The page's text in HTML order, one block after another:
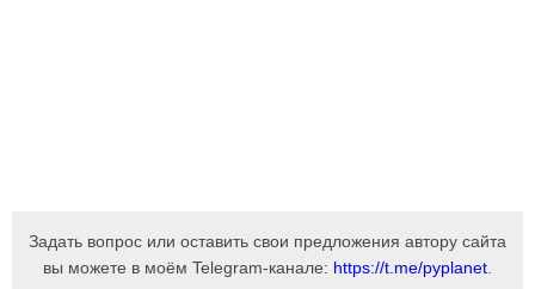
Задать вопрос или оставить свои предложения автору сайта
вы можете в моём Telegram-канале: https://t.me/pyplanet